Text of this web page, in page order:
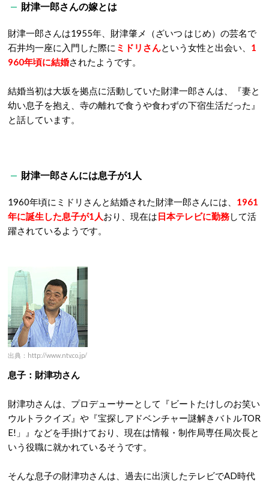
財津一郎さんの嫁とは
財津一郎さんは1955年、財津肇メ（ざいつ はじめ）の芸名で
石井均一座に入門した際に ミドリさんという女性と出会い、 1
960年頃に結婚されたようです。
結婚当初は大坂を拠点に活動していた財津一郎さんは、『妻と
幼い息子を抱え、寺の離れで食うや食わずの下宿生活だった』
と話しています。
財津一郎さんには息子が1人
1960年頃にミドリさんと結婚された財津一郎さんには、 1961
年に誕生した息子が1人おり、現在は日本テレビに勤務して活
躍されているようです。
出典：http://www.ntv.co.jp/
息子：財津功さん
財津功さんは、プロデューサーとして『ビートたけしのお笑い
ウルトラクイズ』や『宝探しアドベンチャー謎解きバトルTOR
E!」』などを手掛けており、現在は情報・制作局専任局次長と
いう役職に就かれているそうです。
そんな息子の財津功さんは、過去に出演したテレビでAD時代